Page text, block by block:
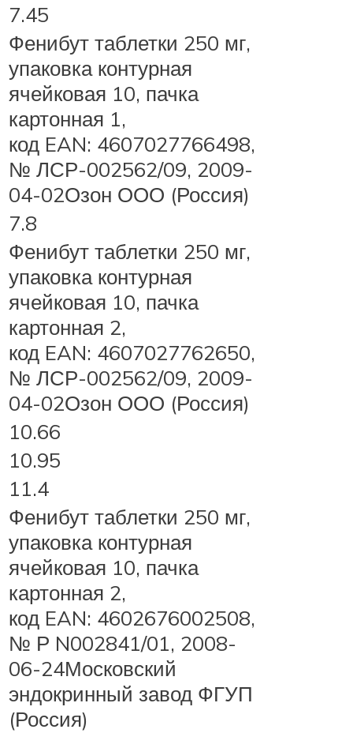
7.45
Фенибут таблетки 250 мг,
упаковка контурная
ячейковая 10, пачка
картонная 1,
код EAN: 4607027766498,
№ ЛСР-002562/09, 2009-
04-02Озон ООО (Россия)
7.8
Фенибут таблетки 250 мг,
упаковка контурная
ячейковая 10, пачка
картонная 2,
код EAN: 4607027762650,
№ ЛСР-002562/09, 2009-
04-02Озон ООО (Россия)
10.66
10.95
11.4
Фенибут таблетки 250 мг,
упаковка контурная
ячейковая 10, пачка
картонная 2,
код EAN: 4602676002508,
№ Р N002841/01, 2008-
06-24Московский
эндокринный завод ФГУП
(Россия)